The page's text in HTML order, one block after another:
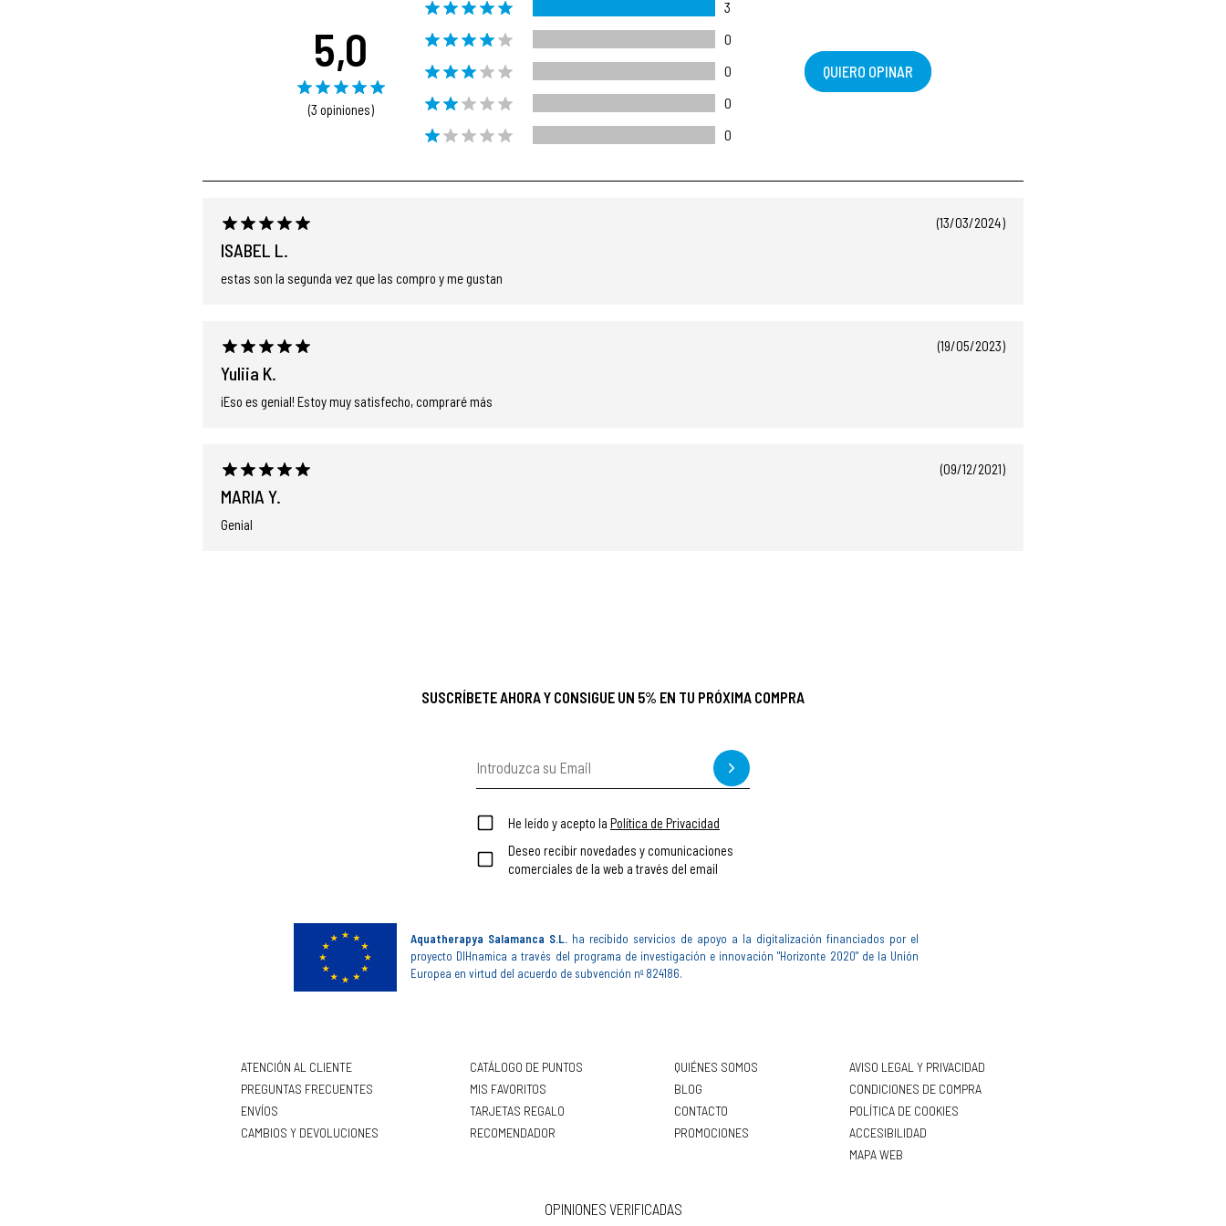
5,0
(3 opiniones)
3
0
0
0
0
QUIERO OPINAR
ISABEL L.
(13/03/2024)
estas son la segunda vez que las compro y me gustan
Yuliia K.
(19/05/2023)
¡Eso es genial! Estoy muy satisfecho, compraré más
MARIA Y.
(09/12/2021)
Genial
SUSCRÍBETE AHORA Y CONSIGUE UN 5% EN TU PRÓXIMA COMPRA
He leído y acepto la Política de Privacidad
Deseo recibir novedades y comunicaciones
comerciales de la web a través del email
Aquatherapya Salamanca S.L. ha recibido servicios de apoyo a la digitalización financiados por el
proyecto DIHnamica a través del programa de investigación e innovación "Horizonte 2020" de la Unión
Europea en virtud del acuerdo de subvención nº 824186.
ATENCIÓN AL CLIENTE
PREGUNTAS FRECUENTES
ENVÍOS
CAMBIOS Y DEVOLUCIONES
CATÁLOGO DE PUNTOS
MIS FAVORITOS
TARJETAS REGALO
RECOMENDADOR
QUIÉNES SOMOS
BLOG
CONTACTO
PROMOCIONES
AVISO LEGAL Y PRIVACIDAD
CONDICIONES DE COMPRA
POLÍTICA DE COOKIES
ACCESIBILIDAD
MAPA WEB
OPINIONES VERIFICADAS